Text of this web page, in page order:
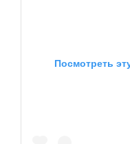
Посмотреть